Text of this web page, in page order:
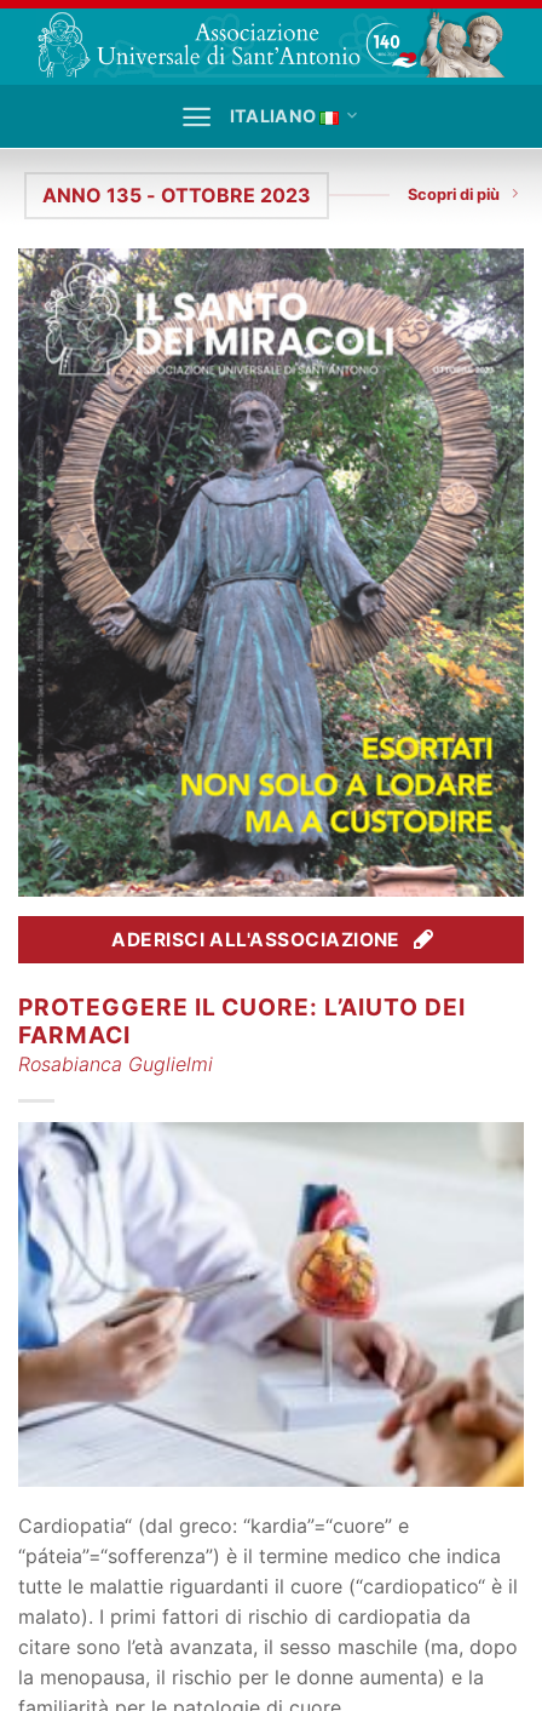
Salta
contenuti
ITALIANO
ANNO 135 - OTTOBRE 2023 Scopri di più
ADERISCI ALL'ASSOCIAZIONE
PROTEGGERE IL CUORE: L’AIUTO DEI
FARMACI
Rosabianca Guglielmi
Cardiopatia“ (dal greco: “kardia”=“cuore” e
“páteia”=“sofferenza”) è il termine medico che indica
tutte le malattie riguardanti il cuore (“cardiopatico“ è il
malato). I primi fattori di rischio di cardiopatia da
citare sono l’età avanzata, il sesso maschile (ma, dopo
la menopausa, il rischio per le donne aumenta) e la